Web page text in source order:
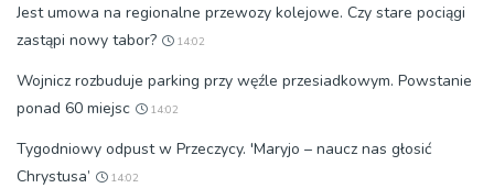
Jest umowa na regionalne przewozy kolejowe. Czy stare pociągi
zastąpi nowy tabor?
14:02
Wojnicz rozbuduje parking przy węźle przesiadkowym. Powstanie
ponad 60 miejsc
14:02
Tygodniowy odpust w Przeczycy. 'Maryjo – naucz nas głosić
Chrystusa’
14:02